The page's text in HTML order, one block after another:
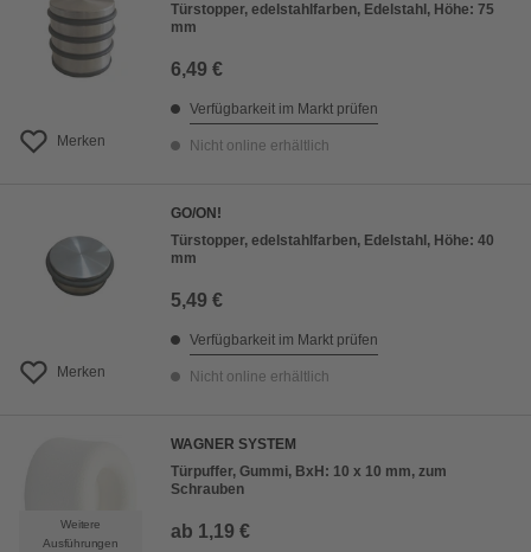
Merken
Türstopper, edelstahlfarben, Edelstahl, Höhe: 75
mm
6,49 €
Verfügbarkeit im Markt prüfen
Nicht online erhältlich
Merken
GO/ON!
Türstopper, edelstahlfarben, Edelstahl, Höhe: 40
mm
5,49 €
Verfügbarkeit im Markt prüfen
Nicht online erhältlich
Weitere
Ausführungen
WAGNER SYSTEM
Türpuffer, Gummi, BxH: 10 x 10 mm, zum
Schrauben
ab 1,19 €